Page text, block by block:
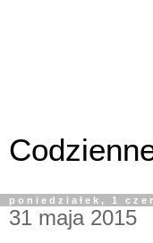
poniedziałek, 1
31 maja 2015